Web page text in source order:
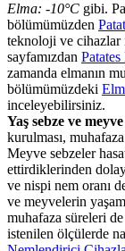
Elma: -10°C gibi.
bölümümüzden
teknoloji ve
sayfamızdan
zamanda elmanın
bölümümüzdeki
inceleyebilirsiniz.
Yaş sebze ve
kurulması,
Meyve sebzeler
ettirdiklerinden
ve nispi nem oranı
ve meyvelerin
muhafaza süreleri
istenilen ölçülerde